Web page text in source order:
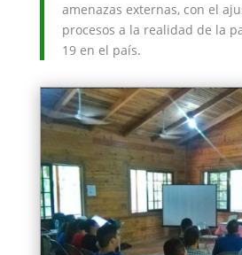
amenazas externas, con el
procesos a la realidad de la
19 en el país.